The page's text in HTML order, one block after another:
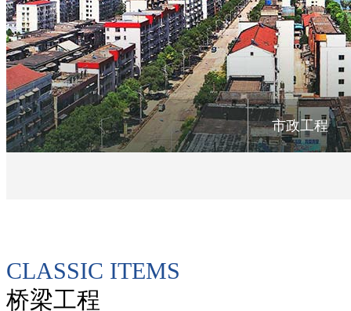
市政工程
CLASSIC ITEMS
桥梁工程